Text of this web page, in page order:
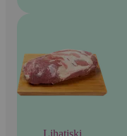
Lihatiski